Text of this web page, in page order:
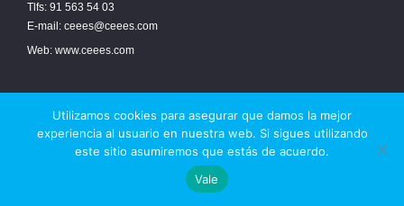
Tlfs: 91 563 54 03
E-mail: ceees@ceees.com
Web: www.ceees.com
© 2017 Ceees - Sitio web desarrollado por espa.es-Aviso legal -Política de
Utilizamos cookies para asegurar que damos la mejor
experiencia al usuario en nuestra web. Si sigues utilizando
este sitio asumiremos que estás de acuerdo.
Vale